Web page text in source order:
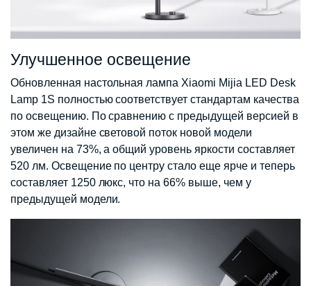
Улучшенное освещение
Обновленная настольная лампа Xiaomi Mijia LED Desk
Lamp 1S полностью соответствует стандартам качества
по освещению. По сравнению с предыдущей версией в
этом же дизайне световой поток новой модели
увеличен на 73%, а общий уровень яркости составляет
520 лм. Освещение по центру стало еще ярче и теперь
составляет 1250 люкс, что на 66% выше, чем у
предыдущей модели.